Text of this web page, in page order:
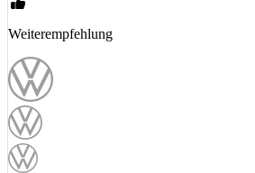
Weiterempfehlung